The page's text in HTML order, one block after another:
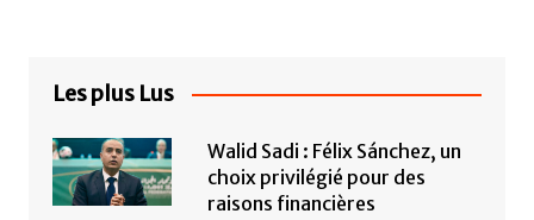
Les plus Lus
Walid Sadi : Félix Sánchez, un
choix privilégié pour des
raisons financières